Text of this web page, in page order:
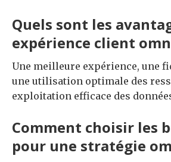
Quels sont les
expérience client
Une meilleure expérience, une
une utilisation optimale des
exploitation efficace des
Comment choisir les
pour une stratégie